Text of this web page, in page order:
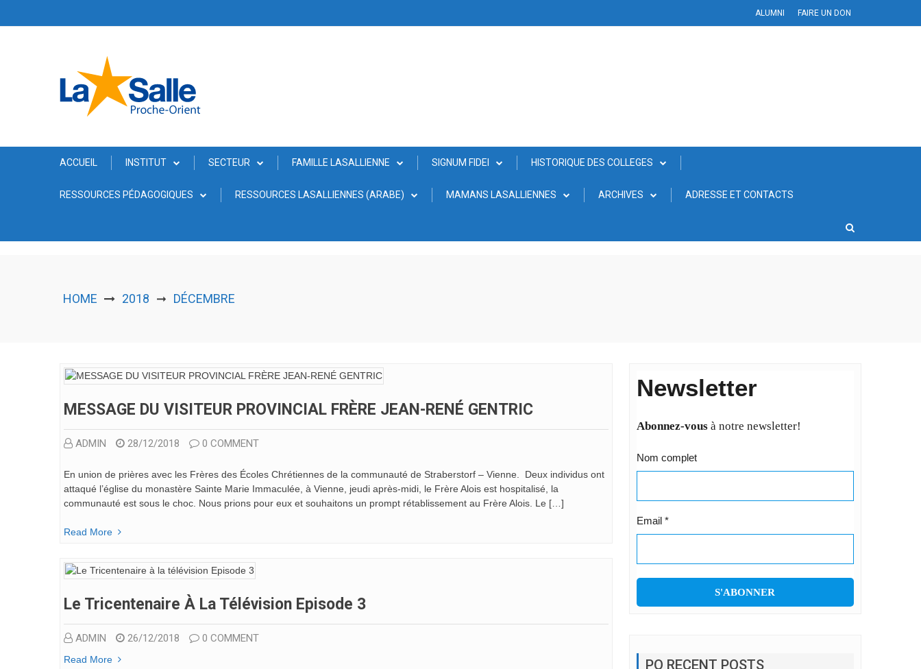
ALUMNI FAIRE UN DON
ACCUEIL INSTITUT SECTEUR FAMILLE LASALLIENNE SIGNUM FIDEI HISTORIQUE DES COLLEGES
RESSOURCES PÉDAGOGIQUES RESSOURCES LASALLIENNES (ARABE) MAMANS LASALLIENNES ARCHIVES ADRESSE ET CONTACTS
HOME 2018 ➞ DÉCEMBRE
MESSAGE DU VISITEUR PROVINCIAL FRÈRE JEAN-RENÉ GENTRIC
ADMIN 28/12/2018 0 COMMENT
En union de prières avec les Frères des Écoles Chrétiennes de la communauté de Straberstorf – Vienne. Deux individus ont
attaqué l’église du monastère Sainte Marie Immaculée, à Vienne, jeudi après-midi, le Frère Alois est hospitalisé, la
communauté est sous le choc. Nous prions pour eux et souhaitons un prompt rétablissement au Frère Alois. Le […]
Read More
Le Tricentenaire À La Télévision Episode 3
ADMIN 26/12/2018 0 COMMENT
Read More
Newsletter
Abonnez-vousà notre newsletter!
Nom complet
Email *
PO RECENT POSTS